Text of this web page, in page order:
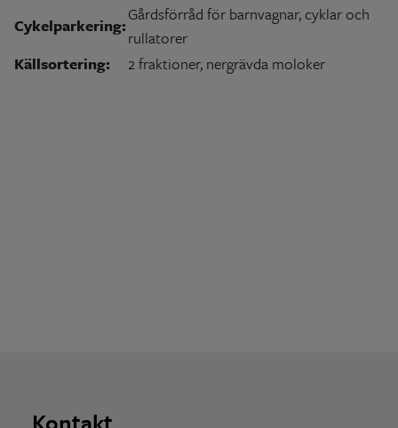
Cykelparkering:
Gårdsförråd för barnvagnar, cyklar och
rullatorer
Källsortering:
2 fraktioner, nergrävda moloker